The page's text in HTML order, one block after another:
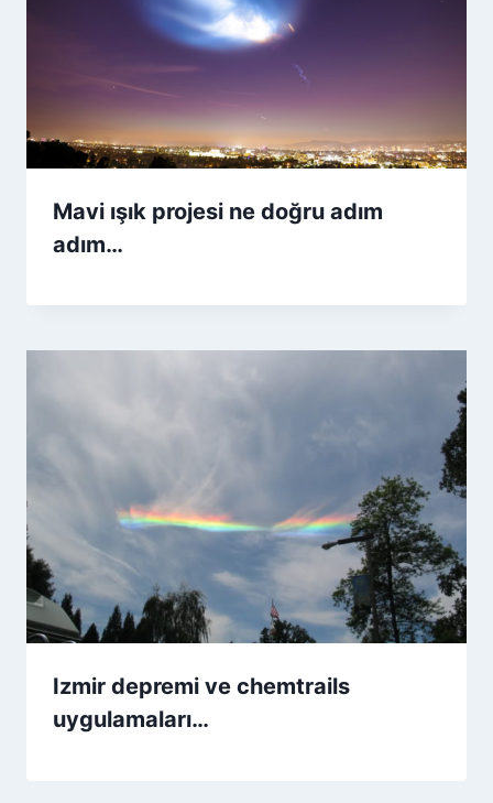
Mavi ışık projesi ne doğru adım
adım…
Izmir depremi ve chemtrails
uygulamaları…